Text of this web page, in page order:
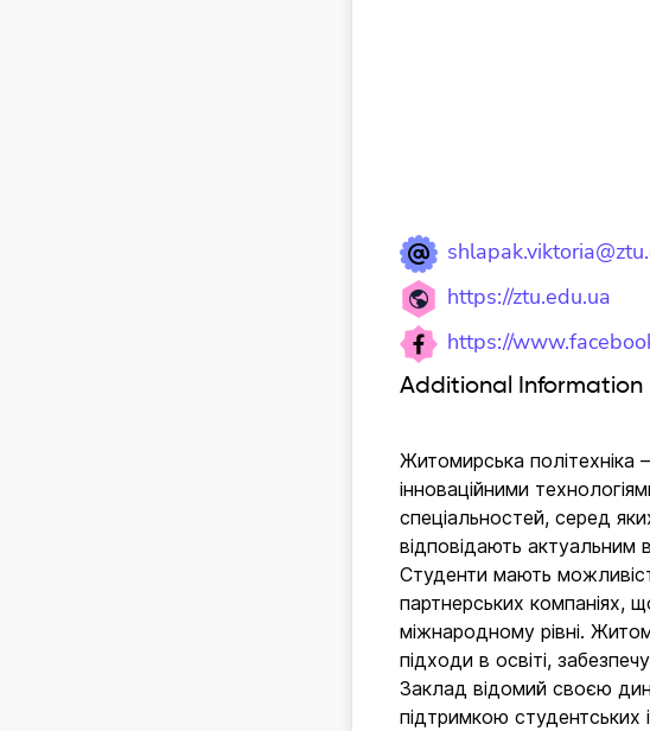
https://ztu.edu.ua
https://
Additional Information
Житомирська політехніка
інноваційними
спеціальностей, серед
відповідають актуальним
Студенти мають
партнерських компаніях,
міжнародному рівні.
підходи в освіті,
Заклад відомий своєю
підтримкою студентських